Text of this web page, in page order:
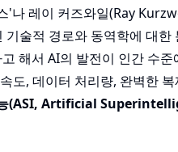
나 레이 커즈와일(Ray
기술적 경로와 동역학에 대
해서 AI의 발전이 인간 수
도, 데이터 처리량, 완벽한
(ASI, Artificial